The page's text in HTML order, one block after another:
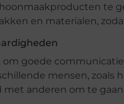
te
en materialen,
goede
mensen, zoals
anderen om te gaan